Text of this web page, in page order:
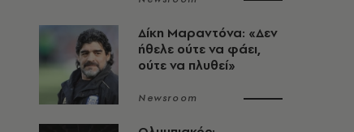
Δίκη Μαραντόνα: «Δεν
ήθελε ούτε να φάει,
ούτε να πλυθεί»
Newsroom